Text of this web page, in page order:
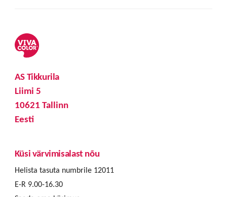
AS Tikkurila
Liimi 5
10621 Tallinn
Eesti
Küsi värvimisalast nõu
Helista tasuta numbrile 12011
E-R 9.00-16.30